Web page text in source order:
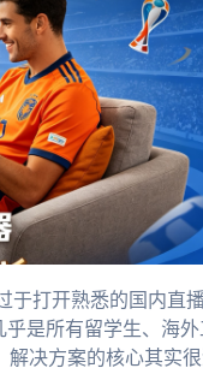
于打开熟悉的国内直
是所有留学生、海外
解决方案的核心其实